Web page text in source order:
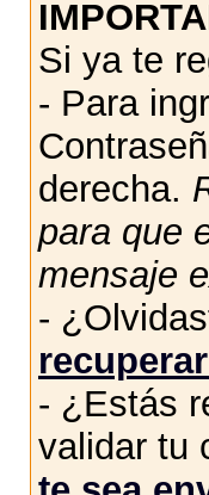
Si ya te
- Para
derecha.
para que
mensaje
-
- ¿Estás
validar tu